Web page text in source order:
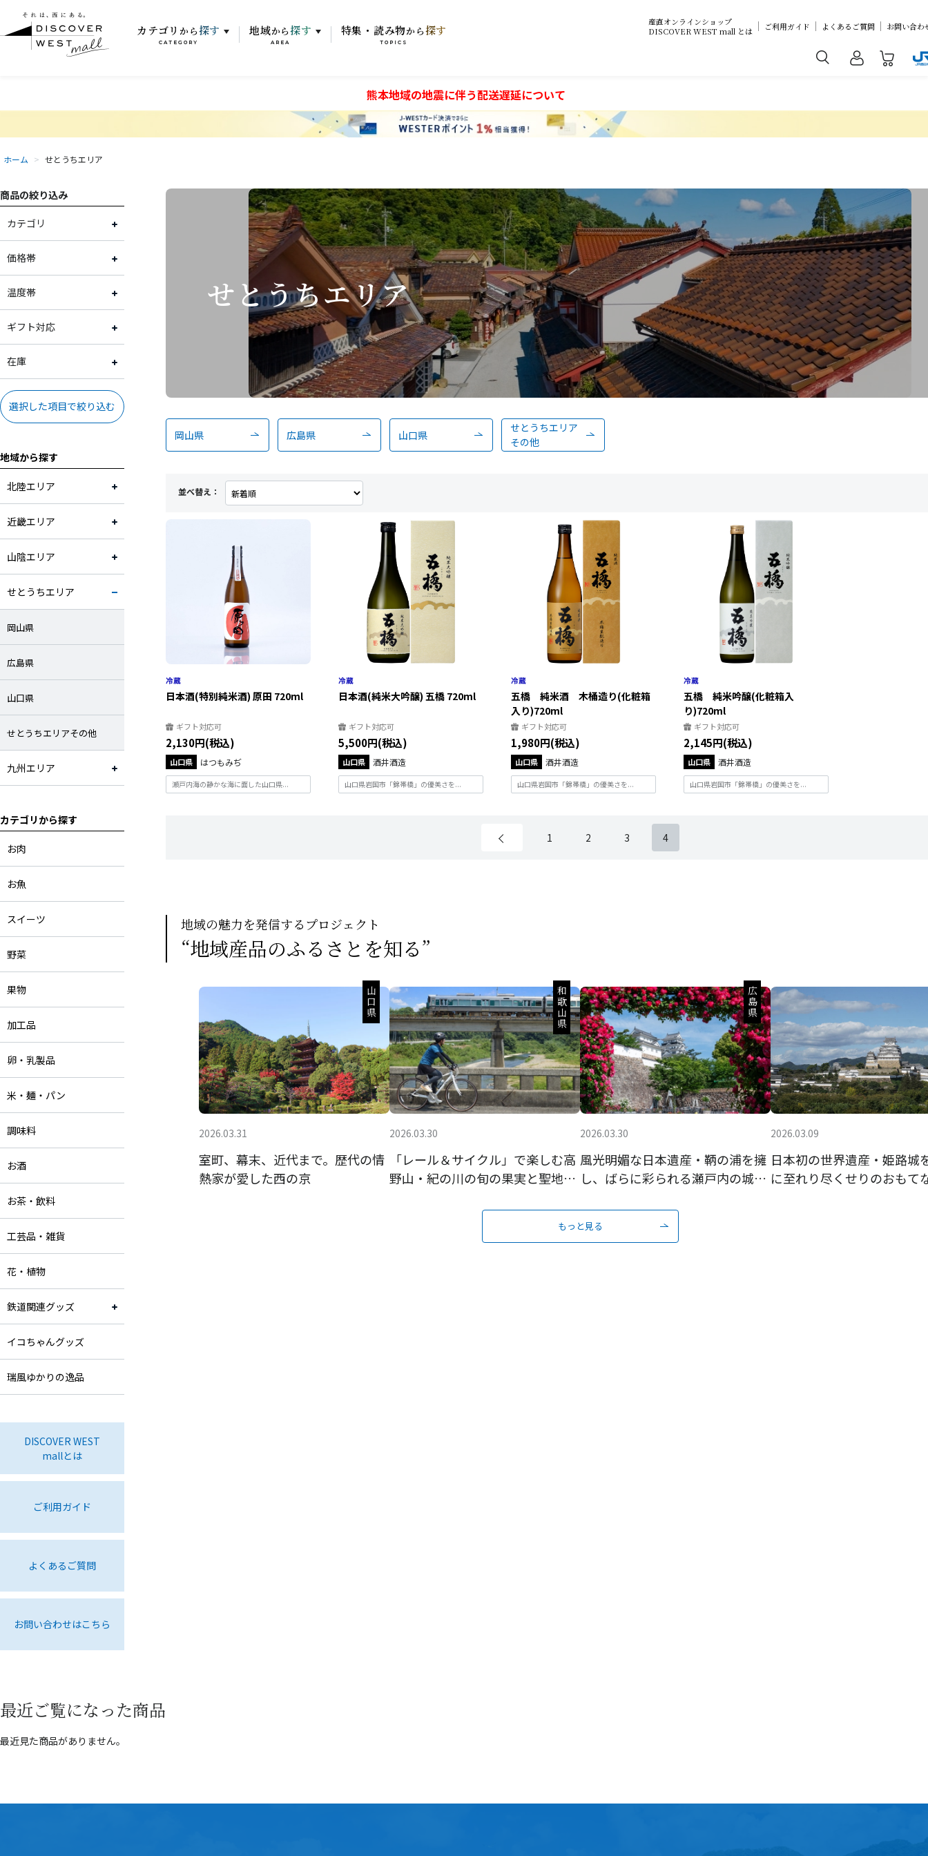
カテゴリ から 探す
CATEGORY
地域から 探す
AREA
特集・読み物から 探す
TOPICS
産直オンラインショップ
DISCOVER WEST mall とは
ご利用ガイド よくあるご質問 お問い合わ
熊本地域の地震に伴う配送遅延について
ホーム > せとうちエリア
商品の絞り込み
カテゴリ
お魚
スイーツ
果物
加工品
卵・乳製品
お酒
価格帯
～2,000円
2,001円～3,000円
3,001円～4,000円
4,001円～5,000円
10,001円～
温度帯
常温
冷蔵
冷凍
ギフト対応
ギフト対応可
ギフト対応不可
在庫
在庫あり
選択した項目で絞り込む
地域から探す
北陸エリア
近畿エリア
山陰エリア
せとうちエリア
岡山県
広島県
山口県
せとうちエリアその他
九州エリア
カテゴリから探す
お肉
お魚
スイーツ
野菜
果物
加工品
卵・乳製品
米・麺・パン
調味料
お酒
お茶・飲料
工芸品・雑貨
花・植物
鉄道関連グッズ
イコちゃんグッズ
瑞風ゆかりの逸品
DISCOVER WEST
mallとは
ご利用ガイド
よくあるご質問
お問い合わせはこちら
せとうちエリア
岡山県 広島県 山口県
せとうちエリア
その他
並べ替え：
日本酒(特別純米酒) 原田 720ml
ギフト対応可
2,130円(税込)
山口県 はつもみぢ
瀬戸内海の静かな海に面した山口県...
日本酒(純米大吟醸) 五橋 720ml
ギフト対応可
5,500円(税込)
山口県 酒井酒造
山口県岩国市「錦帯橋」の優美さを...
五橋 純米酒 木桶造り(化粧箱
入り)720ml
ギフト対応可
1,980円(税込)
山口県 酒井酒造
山口県岩国市「錦帯橋」の優美さを...
五橋 純米吟醸(化粧箱入
り)720ml
ギフト対応可
2,145円(税込)
山口県 酒井酒造
山口県岩国市「錦帯橋」の優美さを...
1 2 3 4
地域の魅力を発信するプロジェクト
“地域産品のふるさとを知る”
2026.03.31
山口県
室町、幕末、近代まで。歴代の情
熱家が愛した西の京
2026.03.30
和歌山県
「レール＆サイクル」で楽しむ高
野山・紀の川の旬の果実と聖地巡
2026.03.30
広島県
風光明媚な日本遺産・鞆の浦を擁
し、ばらに彩られる瀬戸内の城下
2026.03.09
日本初の世界遺産・姫路城
に至れり尽くせりのおもて
もっと見る
最近ご覧になった商品
最近見た商品がありません。